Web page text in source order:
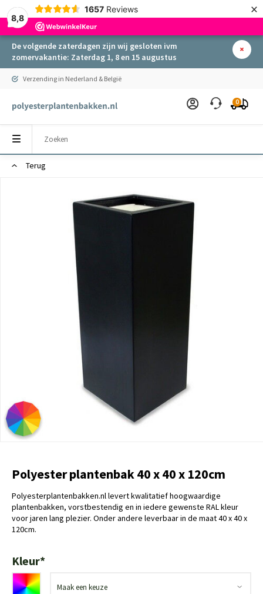
8,8
1657 Reviews ×
De volgende zaterdagen zijn wij gesloten ivm
zomervakantie: Zaterdag 1, 8 en 15 augustus
Verzending in Nederland & België
0
Terug
Polyester plantenbak 40 x 40 x 120cm
Polyesterplantenbakken.nl levert kwalitatief hoogwaardige
plantenbakken, vorstbestendig en in iedere gewenste RAL kleur
voor jaren lang plezier. Onder andere leverbaar in de maat 40 x 40 x
120cm.
Kleur*